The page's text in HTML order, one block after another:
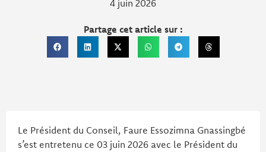
4 juin 2026
Partage cet article sur :
Le Président du Conseil, Faure Essozimna Gnassingbé
s’est entretenu ce 03 juin 2026 avec le Président du